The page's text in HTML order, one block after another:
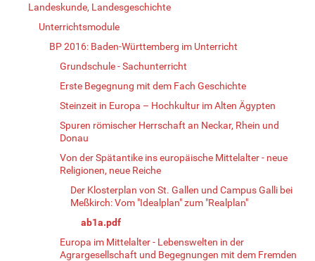
Landeskunde, Landesgeschichte
Unterrichtsmodule
BP 2016: Baden-Württemberg im Unterricht
Grundschule - Sachunterricht
Erste Begegnung mit dem Fach Geschichte
Steinzeit in Europa – Hochkultur im Alten Ägypten
Spuren römischer Herrschaft an Neckar, Rhein und
Donau
Von der Spätantike ins europäische Mittelalter - neue
Religionen, neue Reiche
Der Klosterplan von St. Gallen und Campus Galli bei
Meßkirch: Vom "Idealplan" zum "Realplan"
ab1a.pdf
Europa im Mittelalter - Lebenswelten in der
Agrargesellschaft und Begegnungen mit dem Fremden